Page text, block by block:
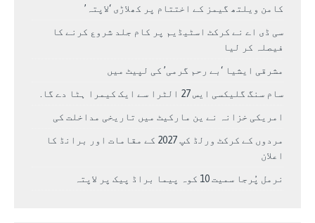
کامن ویلتھ گیمز کے اختتام پر کھلاڑی ‘لاپتہ’
سی ڈی اے نے کرکٹ اسٹیڈیم پر کام جلد شروع کرنے کا
فیصلہ کر لیا
مشرقی ایشیا ‘بے رحم گرمی’ کی لپیٹ میں
سام سنگ گلیکسی ایس 27 الٹرا سے ایک کیمرا ہٹا دے گا.
امریکی خزانہ نے ین مارکیٹ میں تاریخی مداخلت کی
مردوں کے کرکٹ ورلڈ کپ 2027 کے مقامات اور برانڈ کا
اعلان
نرمل پُرجا سمیت 10 کوہ پیما براڈ پیک پر لاپتہ